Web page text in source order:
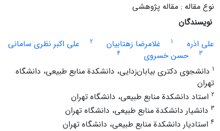
نوع مقاله : مقاله پژوهشی
نویسندگان
علی اذره
1 غلامرضا زهتابیان 2 علی اکبر نظری سامانی
3 حسن خسروی
4
1 دانشجوی دکتری بیابان‌زدایی، دانشکدة منابع طبیعی، دانشگاه
تهران
2 استاد دانشکدة منابع طبیعی، دانشگاه تهران
3 دانشیار دانشکدة منابع طبیعی، دانشگاه تهران
4 استادیار دانشکدة منابع طبیعی، دانشگاه تهران